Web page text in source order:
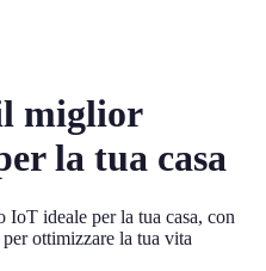
miglior
la tua casa
ideale per la tua casa, con
ottimizzare la tua vita